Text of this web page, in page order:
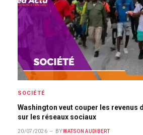
SOCIÉTÉ
Washington veut couper les revenus
sur les réseaux sociaux
20/07/2026 BY WATSON AUDIBERT